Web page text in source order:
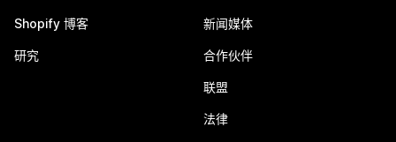
Shopify 博客
研究
新闻媒体
合作伙伴
联盟
法律